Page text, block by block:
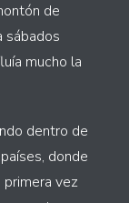
de
sábados
mucho la
dentro de
donde
vez